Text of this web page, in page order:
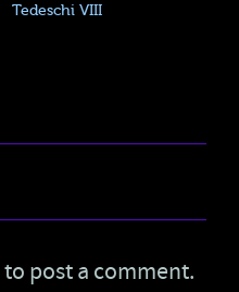
Tedeschi VIII
to post a comment.